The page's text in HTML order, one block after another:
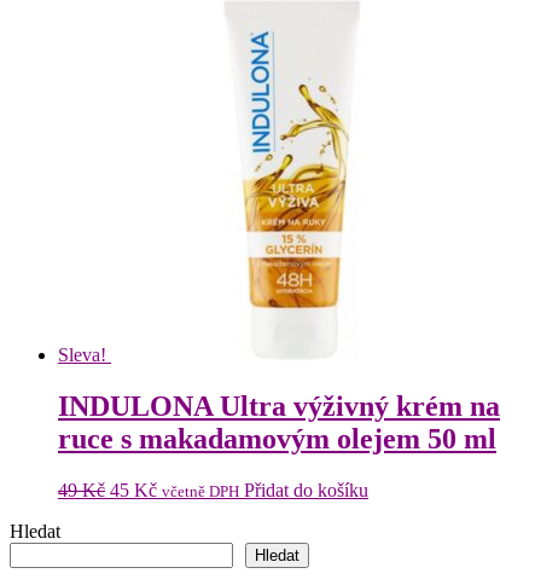
Sleva!
INDULONA Ultra výživný krém na
ruce s makadamovým olejem 50 ml
49Kč Původní
45 KčAktuální
včetně DPH Přidat do košíku
Hledat
Hledat